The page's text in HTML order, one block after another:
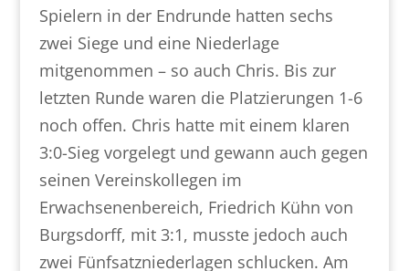
Spielern in der Endrunde hatten sechs
zwei Siege und eine Niederlage
mitgenommen – so auch Chris. Bis zur
letzten Runde waren die Platzierungen 1-6
noch offen. Chris hatte mit einem klaren
3:0-Sieg vorgelegt und gewann auch gegen
seinen Vereinskollegen im
Erwachsenenbereich, Friedrich Kühn von
Burgsdorff, mit 3:1, musste jedoch auch
zwei Fünfsatzniederlagen schlucken. Am